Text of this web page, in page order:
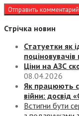
Стрічка новин
Статуетки як
Ціни на АЗС
08.04.2026
Як працюють
війни: досвід
Встигни бути